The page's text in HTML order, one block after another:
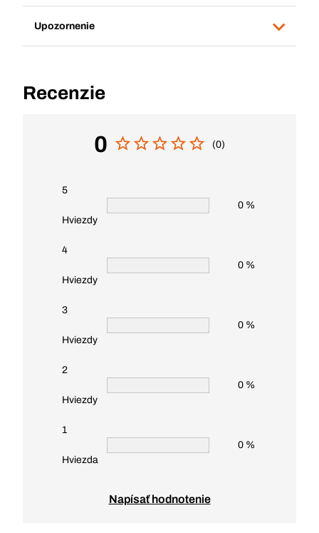
Upozornenie
Recenzie
0 (0)
5
Hviezdy
0 %
4
Hviezdy
0 %
3
Hviezdy
0 %
2
Hviezdy
0 %
1
Hviezda
0 %
Napísať hodnotenie